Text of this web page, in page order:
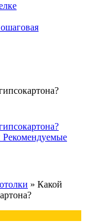
Рекомендуемые
» Какой